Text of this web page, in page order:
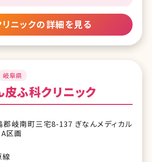
リニックの詳細を見る
岐阜県
皮ふ科クリニック
岐南町三宅8-137 ぎなんメディカル
A区画
線